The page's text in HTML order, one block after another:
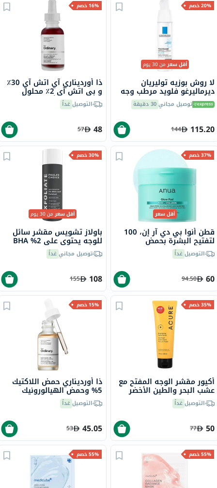
20% خصم
أقل سعرمن 30 يوم
لا روش بوزيه توليريان
ديرماليرغو فلويد مرطب وجه
للبشرة الحساسة 40 مل
توصيل مجاني30 دقيقة
115.20
144
16% خصم
ذا أورديناري آي اتش آي 30٪
و بي اتش آي 2٪ محلول
ملالتوصيلغداً
48
57
37% خصم
أقل سعر
قطن أنوا بي دي آر إن، 100
لتفتيح البشرة بحمض
قطنةالتوصيلغداً
60
94.50
30% خصم
أقل سعرمن 30 يوم
باولاز تشويس مقشر سائل
للوجه يحتوي على 2% BHA
ملتوصيل مجانيغداً
108
155
35% خصم
أكيور مقشر الوجه المفتح مع
عشب البحر والطين الأخضر
الفرنسي 118 مل
التوصيلغداً
50
77
15% خصم
ذا أورديناري حمض اللاكتيك
5% وحمض الهيالورونيك
محلول تقشير مائي 30 مل
التوصيلغداً
45.05
53
55% خصم 55% خصم